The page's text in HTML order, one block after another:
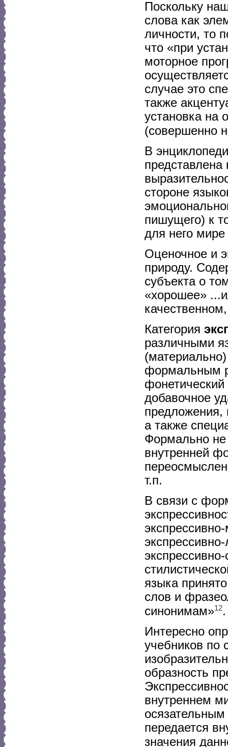
Поскольку
слова как
личности, то
что «при
моторное
случае это
также
установка на
(совершенно
В
стороне
пишущего) к
для него
Оценочное и
природу.
субъекта о
«хорошее»
Категория
различными
формальным
добавочное
предложения,
а также
Формально не
внутренней
т.п.
В связи с
языка
слов и
синонимам»12.
Интересно
учебников по
образность
внутреннем
передается
значения